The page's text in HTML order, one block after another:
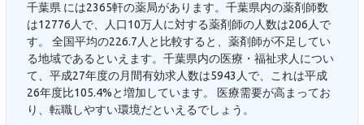
千葉県 には2365軒の薬局があります。千葉県内の薬剤師数
は12776人で、人口10万人に対する薬剤師の人数は206人で
す。 全国平均の226.7人と比較すると、薬剤師が不足してい
る地域であるといえます。千葉県内の医療・福祉求人につい
て、平成27年度の月間有効求人数は5943人で、これは平成
26年度比105.4%と増加しています。 医療需要が高まってお
り、転職しやすい環境だといえるでしょう。